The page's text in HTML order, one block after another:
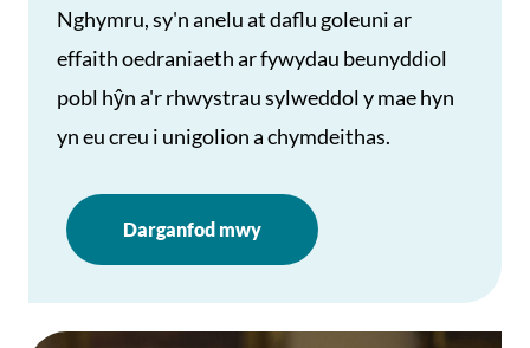
Nghymru, sy'n anelu at daflu goleuni ar
effaith oedraniaeth ar fywydau beunyddiol
pobl hŷn a'r rhwystrau sylweddol y mae hyn
yn eu creu i unigolion a chymdeithas.
Darganfod mwy